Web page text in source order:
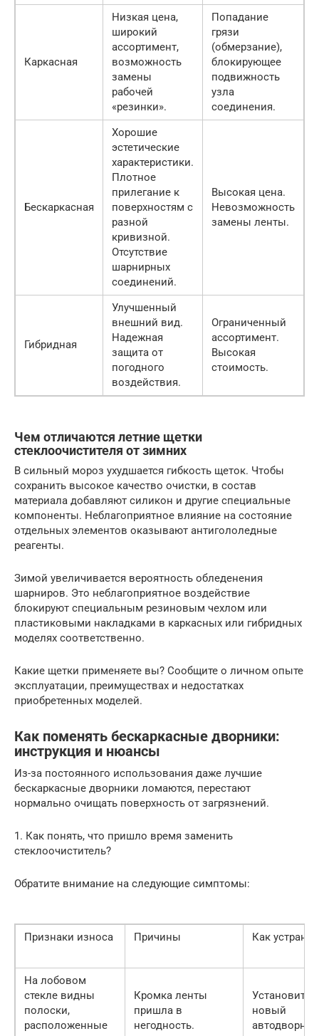
Каркасная
Низкая цена,
широкий
ассортимент,
возможность
замены
рабочей
«резинки».
Попадание
грязи
(обмерзание),
блокирующее
подвижность
узла
соединения.
Бескаркасная
Хорошие
эстетические
характеристики.
Плотное
прилегание к
поверхностям с
разной
кривизной.
Отсутствие
шарнирных
соединений.
Высокая цена.
Невозможность
замены ленты.
Гибридная
Улучшенный
внешний вид.
Надежная
защита от
погодного
воздействия.
Ограниченный
ассортимент.
Высокая
стоимость.
Чем отличаются летние щетки
стеклоочистителя от зимних
В сильный мороз ухудшается гибкость щеток. Чтобы
сохранить высокое качество очистки, в состав
материала добавляют силикон и другие специальные
компоненты. Неблагоприятное влияние на состояние
отдельных элементов оказывают антигололедные
реагенты.
Зимой увеличивается вероятность обледенения
шарниров. Это неблагоприятное воздействие
блокируют специальным резиновым чехлом или
пластиковыми накладками в каркасных или гибридных
моделях соответственно.
Какие щетки применяете вы? Сообщите о личном опыте
эксплуатации, преимуществах и недостатках
приобретенных моделей.
Как поменять бескаркасные дворники:
инструкция и нюансы
Из-за постоянного использования даже лучшие
бескаркасные дворники ломаются, перестают
нормально очищать поверхность от загрязнений.
1. Как понять, что пришло время заменить
стеклоочиститель?
Обратите внимание на следующие симптомы:
Признаки износа Причины Как
На лобовом
стекле видны
полоски,
расположенные
Кромка ленты
пришла в
негодность.
Установите
новый